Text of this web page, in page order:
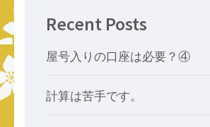
Recent Posts
屋号入りの口座は必要？④
計算は苦手です。